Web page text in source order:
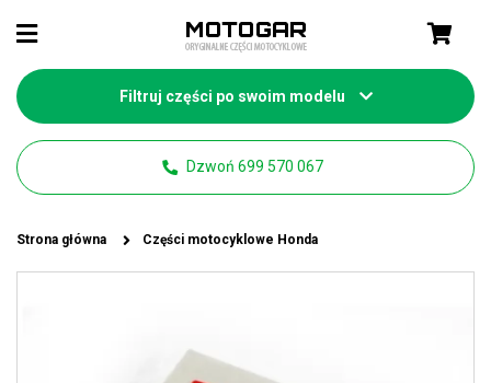
Filtruj części po swoim modelu
Dzwoń 699 570 067
Strona główna Części motocyklowe Honda